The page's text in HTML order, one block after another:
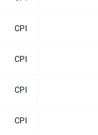
CPI
CPI
CPI
CPI